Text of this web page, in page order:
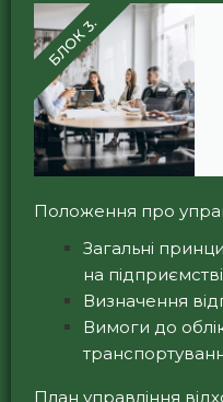
БЛОК 3.
Положення про
Загальні
на
Визначення
Вимоги до
План управління